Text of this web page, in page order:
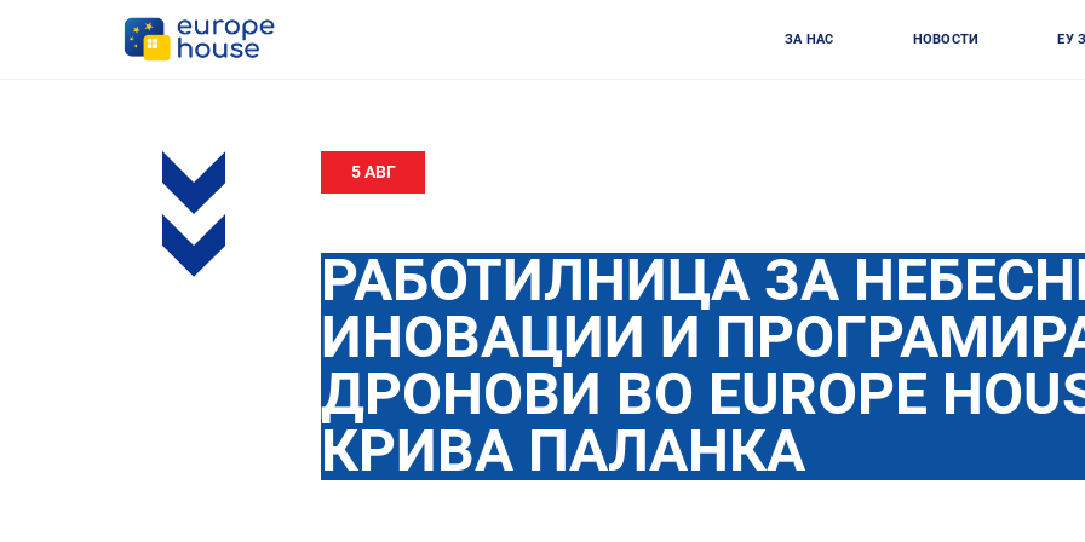
ЗА НАС НОВОСТИ ЕУ
5 АВГ
РАБОТИЛНИЦА ЗА
ИНОВАЦИИ И
ДРОНОВИ ВО EUROPE
КРИВА ПАЛАНКА